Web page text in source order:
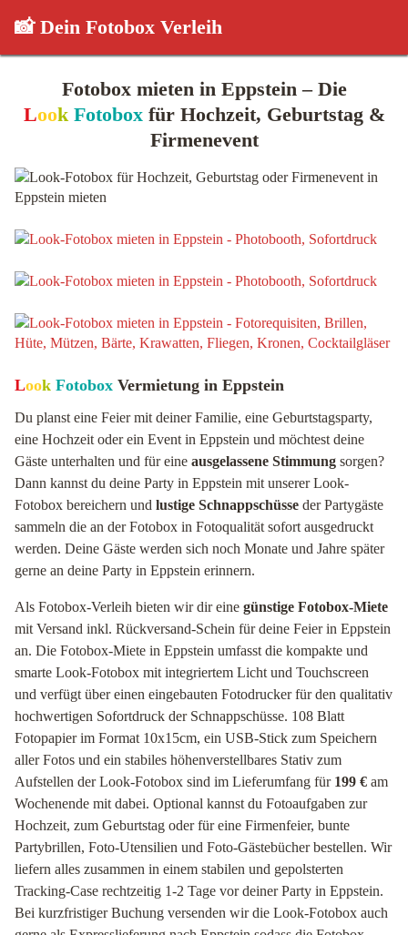
📸 Dein Fotobox Verleih
Fotobox mieten in Eppstein – Die
Look Fotoboxfür Hochzeit, Geburtstag &
Firmenevent
Look Fotobox Vermietung in Eppstein
Du planst eine Feier mit deiner Familie, eine Geburtstagsparty,
eine Hochzeit oder ein Event in Eppstein und möchtest deine
Gäste unterhalten und für eine ausgelassene Stimmung sorgen?
Dann kannst du deine Party in Eppstein mit unserer Look-
Fotobox bereichern und lustige Schnappschüsse der Partygäste
sammeln die an der Fotobox in Fotoqualität sofort ausgedruckt
werden. Deine Gäste werden sich noch Monate und Jahre später
gerne an deine Party in Eppstein erinnern.
Als Fotobox-Verleih bieten wir dir eine günstige Fotobox-Miete
mit Versand inkl. Rückversand-Schein für deine Feier in Eppstein
an. Die Fotobox-Miete in Eppstein umfasst die kompakte und
smarte Look-Fotobox mit integriertem Licht und Touchscreen
und verfügt über einen eingebauten Fotodrucker für den qualitativ
hochwertigen Sofortdruck der Schnappschüsse. 108 Blatt
Fotopapier im Format 10x15cm, ein USB-Stick zum Speichern
aller Fotos und ein stabiles höhenverstellbares Stativ zum
Aufstellen der Look-Fotobox sind im Lieferumfang für 199 € am
Wochenende mit dabei. Optional kannst du Fotoaufgaben zur
Hochzeit, zum Geburtstag oder für eine Firmenfeier, bunte
Partybrillen, Foto-Utensilien und Foto-Gästebücher bestellen. Wir
liefern alles zusammen in einem stabilen und gepolsterten
Tracking-Case rechtzeitig 1-2 Tage vor deiner Party in Eppstein.
Bei kurzfristiger Buchung versenden wir die Look-Fotobox auch